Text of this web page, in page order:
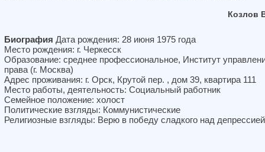
Козлов
Биография Дата рождения: 28 июня 1975 года
Место рождения: г. Черкесск
Образование: среднее профессиональное, Институт
права (г. Москва)
Адрес проживания: г. Орск, Крутой пер. , дом 39, квартира 111
Место работы, деятельность: Социальный работник
Семейное положение: холост
Политические взгляды: Коммунистические
Религиозные взгляды: Верю в победу сладкого над